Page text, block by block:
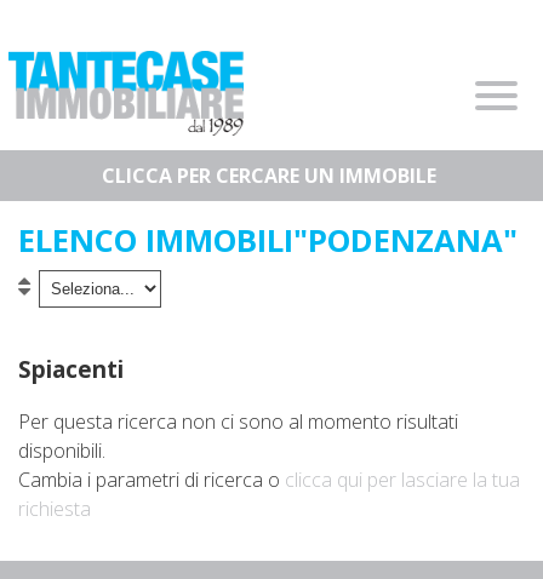
Chi Siamo
Immobili In Vendita
Immobili In Affitto
Servizi
I Nostri Servizi
Proponi Un Immobile
Valuta Un Immobile
Contatti
ELENCO IMMOBILI"PODENZANA"
Spiacenti
Per questa ricerca non ci sono al momento risultati
disponibili.
Cambia i parametri di ricerca o clicca qui per lasciare la tua
richiesta